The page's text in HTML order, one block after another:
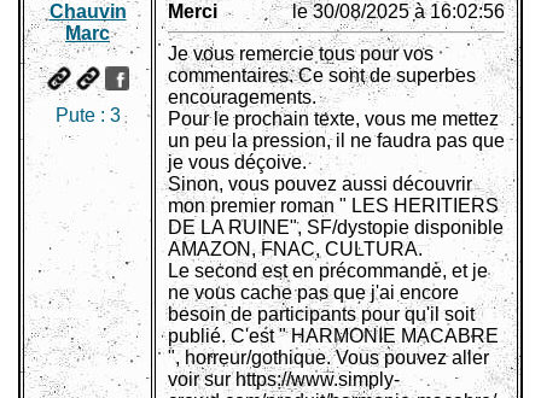
Chauvin
Marc
Pute : 3
Merci le 30/08/2025 à 16:02:56
Je vous remercie tous pour vos
commentaires. Ce sont de superbes
encouragements.
Pour le prochain texte, vous me mettez
un peu la pression, il ne faudra pas que
je vous déçoive.
Sinon, vous pouvez aussi découvrir
mon premier roman " LES HERITIERS
DE LA RUINE", SF/dystopie disponible
AMAZON, FNAC, CULTURA.
Le second est en précommande, et je
ne vous cache pas que j'ai encore
besoin de participants pour qu'il soit
publié. C'est " HARMONIE MACABRE
", horreur/gothique. Vous pouvez aller
voir sur https://www.simply-